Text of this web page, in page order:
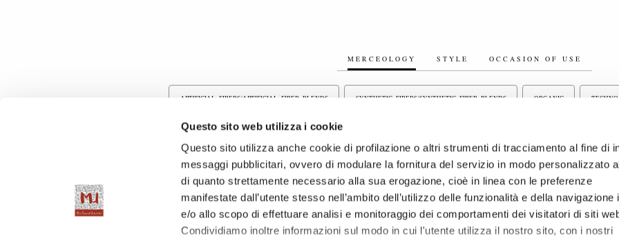
Questo sito web utilizza i cookie
Questo sito utilizza anche cookie di profilazione o altri strumenti di tracciamento al fine di
messaggi pubblicitari, ovvero di modulare la fornitura del servizio in modo personalizzato
di quanto strettamente necessario alla sua erogazione, cioè in linea con le preferenze
manifestate dall’utente stesso nell’ambito dell’utilizzo delle funzionalità e della navigazione
e/o allo scopo di effettuare analisi e monitoraggio dei comportamenti dei visitatori di siti
Condividiamo inoltre informazioni sul modo in cui l'utente utilizza il nostro sito, con i nostri
MERCEOLOGY STYLE OCCASION OF USE
ARTIFICIAL FIBERS/ARTIFICIAL FIBER BLENDS SYNTHETIC FIBERS/SYNTHETIC FIBER BLENDS ORGANIC
COTTON/COTTON BLEND FABRICS LINEN/LINEN BLEND FABRICS
FLOCKED FABRICS RECYCLED FABRICS PIECE DYED FABRICS YARN DYED FABRICS WOOL, WOOL